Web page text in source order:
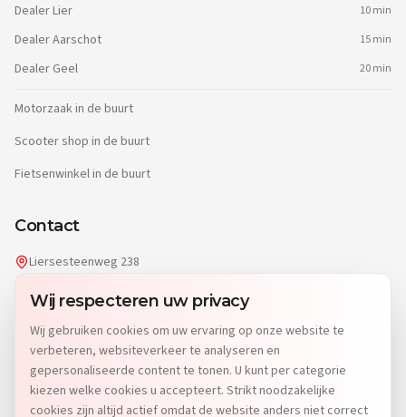
Wij respecteren uw privacy
Wij gebruiken cookies om uw ervaring op onze website te
verbeteren, websiteverkeer te analyseren en
gepersonaliseerde content te tonen. U kunt per categorie
kiezen welke cookies u accepteert. Strikt noodzakelijke
cookies zijn altijd actief omdat de website anders niet correct
DealerLier 10 min
DealerAarschot 15 min
Dealer Geel 20 min
Motorzaak in de buurt
Scooter shop in de buurt
Fietsenwinkel in de buurt
Contact
Liersesteenweg 238
info@dgwheels.be
014 96 04 32
Di: 9u-12u15 & 13u-19u
Wo-Vr: 9u-12u15 & 13u-18u
Za: 9u-15u